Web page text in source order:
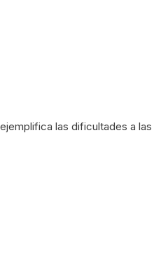
ejemplifica las dificultades a